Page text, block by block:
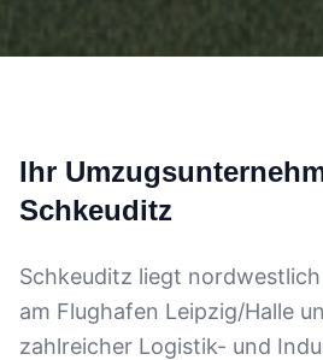
Ihr
Schkeuditz
Schkeuditz liegt
am Flughafen Leipzig/Halle
zahlreicher Logistik- und